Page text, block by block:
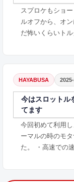
スプロケもショ
ルオフから、オ
だ怖いくらいト
HAYABUSA
今はスロットル
てます
今回初めて利用
ーマルの時のモ
た。 ・高速での